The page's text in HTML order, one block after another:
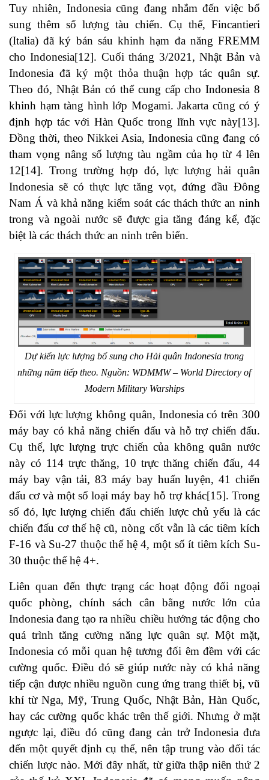
Tuy nhiên, Indonesia cũng đang nhắm đến việc bổ
sung thêm số lượng tàu chiến. Cụ thể, Fincantieri
(Italia) đã ký bán sáu khinh hạm đa năng FREMM
cho Indonesia[12]. Cuối tháng 3/2021, Nhật Bản và
Indonesia đã ký một thỏa thuận hợp tác quân sự.
Theo đó, Nhật Bản có thể cung cấp cho Indonesia 8
khinh hạm tàng hình lớp Mogami. Jakarta cũng có ý
định hợp tác với Hàn Quốc trong lĩnh vực này[13].
Đồng thời, theo Nikkei Asia, Indonesia cũng đang có
tham vọng nâng số lượng tàu ngầm của họ từ 4 lên
12[14]. Trong trường hợp đó, lực lượng hải quân
Indonesia sẽ có thực lực tăng vọt, đứng đầu Đông
Nam Á và khả năng kiểm soát các thách thức an ninh
trong và ngoài nước sẽ được gia tăng đáng kể, đặc
biệt là các thách thức an ninh trên biển.
Dự kiến lực lượng bổ sung cho Hải quân Indonesia trong
những năm tiếp theo. Nguồn: WDMMW – World Directory of
Modern Military Warships
Đối với lực lượng không quân, Indonesia có trên 300
máy bay có khả năng chiến đấu và hỗ trợ chiến đấu.
Cụ thể, lực lượng trực chiến của không quân nước
này có 114 trực thăng, 10 trực thăng chiến đấu, 44
máy bay vận tải, 83 máy bay huấn luyện, 41 chiến
đấu cơ và một số loại máy bay hỗ trợ khác[15]. Trong
số đó, lực lượng chiến đấu chiến lược chủ yếu là các
chiến đấu cơ thế hệ cũ, nòng cốt vẫn là các tiêm kích
F-16 và Su-27 thuộc thế hệ 4, một số ít tiêm kích Su-
30 thuộc thế hệ 4+.
Liên quan đến thực trạng các hoạt động đối ngoại
quốc phòng, chính sách cân bằng nước lớn của
Indonesia đang tạo ra nhiều chiều hướng tác động cho
quá trình tăng cường năng lực quân sự. Một mặt,
Indonesia có mỗi quan hệ tương đối êm đềm với các
cường quốc. Điều đó sẽ giúp nước này có khả năng
tiếp cận được nhiều nguồn cung ứng trang thiết bị, vũ
khí từ Nga, Mỹ, Trung Quốc, Nhật Bản, Hàn Quốc,
hay các cường quốc khác trên thế giới. Nhưng ở mặt
ngược lại, điều đó cũng đang cản trở Indonesia đưa
đến một quyết định cụ thể, nên tập trung vào đối tác
chiến lược nào. Mới đây nhất, từ giữa thập niên thứ 2